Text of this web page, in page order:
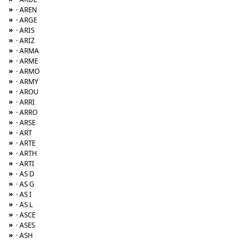
» · AREN
» · ARGE
» · ARIS
» · ARIZ
» · ARMA
» · ARME
» · ARMO
» · ARMY
» · AROU
» · ARRI
» · ARRO
» · ARSE
» · ART
» · ARTE
» · ARTH
» · ARTI
» · AS D
» · AS G
» · AS I
» · AS L
» · ASCE
» · ASES
» · ASH